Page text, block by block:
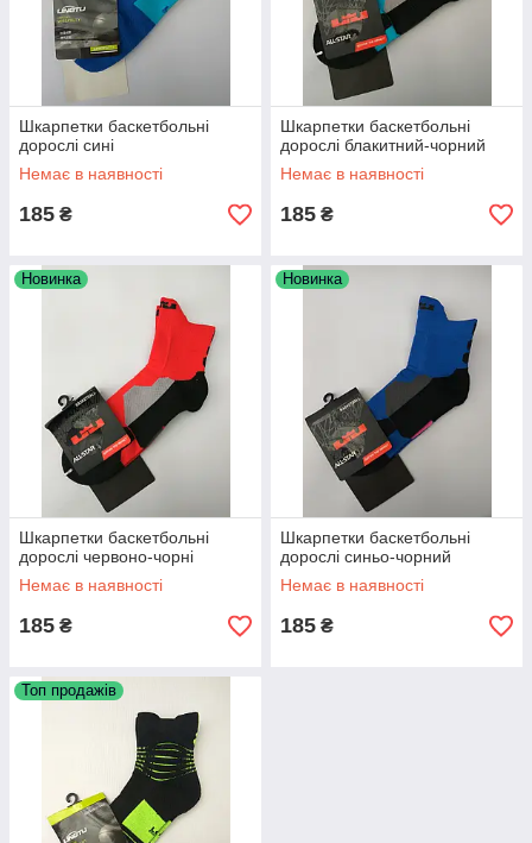
Шкарпетки баскетбольні
дорослі сині
Немає в наявності
185 ₴
Шкарпетки баскетбольні
дорослі блакитний-чорний
Немає в наявності
185 ₴
Новинка
Шкарпетки баскетбольні
дорослі червоно-чорні
Немає в наявності
185 ₴
Новинка
Шкарпетки баскетбольні
дорослі синьо-чорний
Немає в наявності
185 ₴
Топ продажів